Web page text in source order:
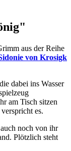
aus der Reihe
von Krosigk
dabei ins Wasser
am Tisch sitzen
es.
noch von ihr
Plötzlich steht